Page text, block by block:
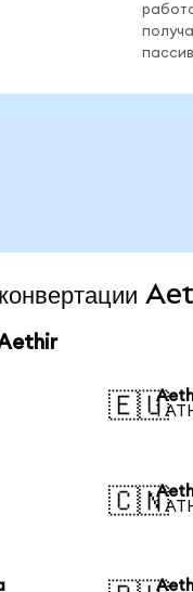
конвертации
🇪🇺
1
🇨🇳
1